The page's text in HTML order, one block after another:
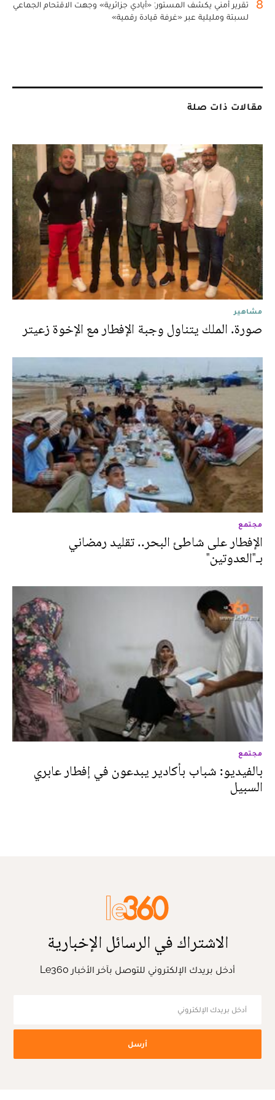
8
تقرير أمني يكشف المستور: «أيادي جزائرية» وجهت الاقتحام الجماعي
لسبتة ومليلية عبر «غرفة قيادة رقمية»
مقالات ذات صلة
مشاهير
صورة. الملك يتناول وجبة الإفطار مع الإخوة زعيتر
مجتمع
الإفطار على شاطئ البحر.. تقليد رمضاني
بـ"العدوتين"
مجتمع
بالفيديو: شباب بأكادير يبدعون في إفطار عابري
السبيل
الاشتراك في الرسائل الإخبارية
أدخل بريدك الإلكتروني للتوصل بآخر الأخبار Le360
أرسل